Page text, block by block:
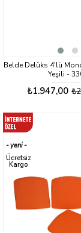
Belde Delüks 4'lü
Yeşili -
₺1.947,00
yeni
ürün
Ücretsiz
Kargo